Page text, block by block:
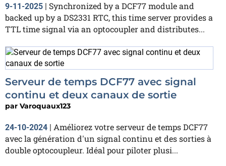
9-11-2025 | Synchronized by a DCF77 module and
backed up by a DS2331 RTC, this time server provides a
TTL time signal via an optocoupler and distributes...
Serveur de temps DCF77 avec signal
continu et deux canaux de sortie
par Varoquaux123
24-10-2024 | Améliorez votre serveur de temps DCF77
avec la génération d'un signal continu et des sorties à
double optocoupleur. Idéal pour piloter plusi...